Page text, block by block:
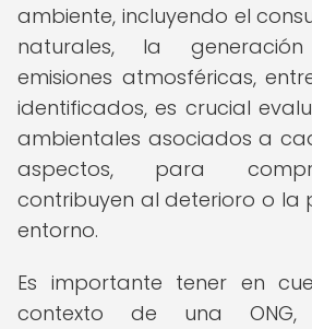
ambiente, incluyendo el
naturales, la
emisiones atmosféricas,
identificados, es crucial
ambientales asociados a
aspectos, para
contribuyen al deterioro o la
entorno.
Es importante tener en
contexto de una ONG,